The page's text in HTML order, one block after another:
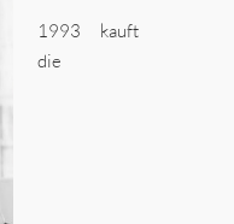
1993 kauft
die